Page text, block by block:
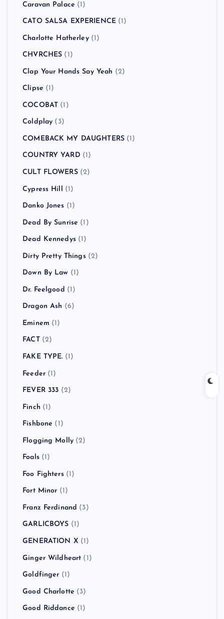
Caravan Palace (1)
CATO SALSA EXPERIENCE (1)
Charlotte Hatherley(1)
CHVRCHES (1)
Clap Your Hands Say Yeah (2)
Clipse (1)
COCOBAT (1)
Coldplay (3)
COMEBACK MY DAUGHTERS (1)
COUNTRY YARD (1)
CULT FLOWERS(2)
Cypress Hill (1)
Danko Jones (1)
Dead By Sunrise (1)
Dead Kennedys(1)
Dirty Pretty Things(2)
Down By Law (1)
Dr. Feelgood (1)
Dragon Ash (6)
Eminem (1)
FACT(2)
FAKE TYPE. (1)
Feeder(1)
FEVER 333 (2)
Finch (1)
Fishbone (1)
Flogging Molly (2)
Foals(1)
Foo Fighters(1)
Fort Minor (1)
Franz Ferdinand (3)
GARLICBOYS (1)
GENERATION X (1)
Ginger Wildheart (1)
Goldfinger (1)
Good Charlotte (3)
Good Riddance (1)